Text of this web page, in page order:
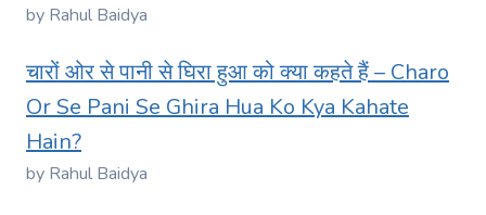
by Rahul Baidya
चारों ओर से पानी से घिरा हुआ को क्या कहते हैं – Charo
Or Se Pani Se Ghira Hua Ko Kya Kahate
Hain?
by Rahul Baidya